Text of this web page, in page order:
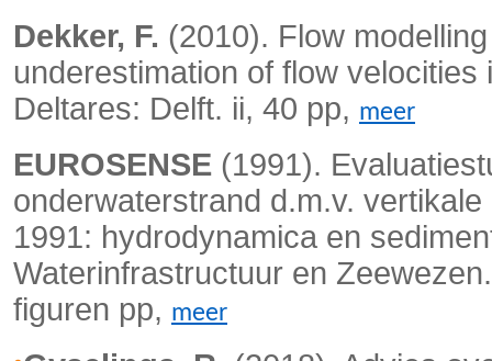
Dekker, F. (2010). Flow
underestimation of flow
Deltares: Delft. ii, 40 pp, meer
EUROSENSE (1991).
onderwaterstrand d.m.v.
1991: hydrodynamica en
Waterinfrastructuur en
figuren pp, meer